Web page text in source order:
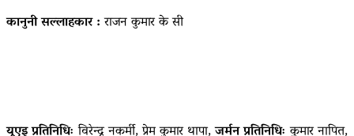
कानुनी सल्लाहकार :राजन कुमार के सी